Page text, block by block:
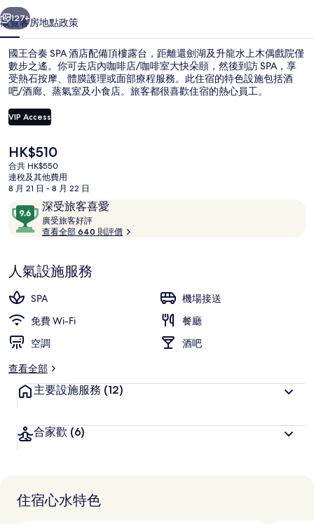
相
片
集
個 下一個
127+
概覽客房地點政策
國王合奏 SPA 酒店配備頂樓露台，距離還劍湖及升龍水上木偶戲院僅
數步之遙。你可去店內咖啡店/咖啡室大快朵頤，然後到訪 SPA，享
受熱石按摩、體膜護理或面部療程服務。此住宿的特色設施包括酒
吧/酒廊、蒸氣室及小食店。旅客都很喜歡住宿的熱心員工。
VIP Access
現
價
HK$510
HK$510
合共 HK$550
連稅及其他費用
8 月 21 日 - 8 月 22 日
評
價
深受旅客喜愛
9.6
分
(滿
為
10
分)，
深
受
旅
喜
愛
廣受旅客好評
受
查看全部 640 則評價
人氣設施服務
SPA
機場接送
免費 Wi-Fi
餐廳
空調
酒吧
查看全部
主要設施服務 (12)
合家歡 (6)
住宿心水特色